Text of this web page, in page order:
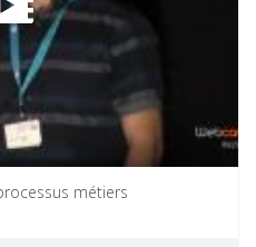
métiers